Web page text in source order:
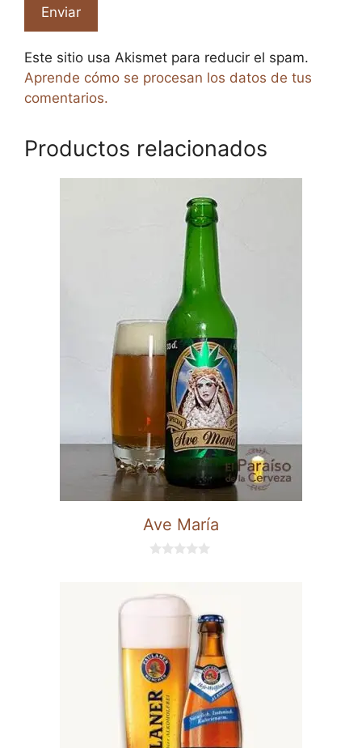
Este sitio usa Akismet para reducir el spam.
Aprende cómo se procesan los datos de tus
comentarios.
Productos relacionados
Ave María
5